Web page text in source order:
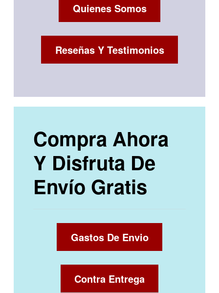
Quienes Somos
Reseñas Y Testimonios
Compra Ahora
Y Disfruta De
Envío Gratis
Gastos De Envio
Contra Entrega